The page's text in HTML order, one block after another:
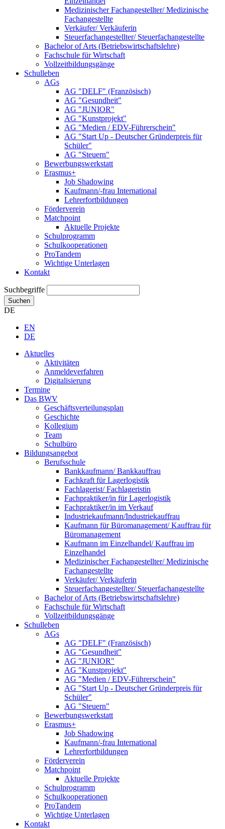
Medizinischer Fachangestellter/ Medizinische
Fachangestellte
Verkäufer/ Verkäuferin
Steuerfachangestellter/ Steuerfachangestellte
Bachelor of Arts (Betriebswirtschaftslehre)
Fachschule für Wirtschaft
Vollzeitbildungsgänge
Schulleben
AGs
AG "DELF" (Französisch)
AG "Gesundheit"
AG "JUNIOR"
AG "Kunstprojekt"
AG "Medien / EDV-Führerschein"
AG "Start Up - Deutscher Gründerpreis für
Schüler"
AG "Steuern"
Bewerbungswerkstatt
Erasmus+
Job Shadowing
Kaufmann/-frau International
Lehrerfortbildungen
Förderverein
Matchpoint
Aktuelle Projekte
Schulprogramm
Schulkooperationen
ProTandem
Wichtige Unterlagen
Kontakt
Suchbegriffe
Suchen
DE
EN
DE
Aktuelles
Aktivitäten
Anmeldeverfahren
Digitalisierung
Termine
Das BWV
Geschäftsverteilungsplan
Geschichte
Kollegium
Team
Schulbüro
Bildungsangebot
Berufsschule
Bankkaufmann/ Bankkauffrau
Fachkraft für Lagerlogistik
Fachlagerist/ Fachlageristin
Fachpraktiker/in für Lagerlogistik
Fachpraktiker/in im Verkauf
Industriekaufmann/Industriekauffrau
Kaufmann für Büromanagement/ Kauffrau für
Büromanagement
Kaufmann im Einzelhandel/ Kauffrau im
Einzelhandel
Medizinischer Fachangestellter/ Medizinische
Fachangestellte
Verkäufer/ Verkäuferin
Steuerfachangestellter/ Steuerfachangestellte
Bachelor of Arts (Betriebswirtschaftslehre)
Fachschule für Wirtschaft
Vollzeitbildungsgänge
Schulleben
AGs
AG "DELF" (Französisch)
AG "Gesundheit"
AG "JUNIOR"
AG "Kunstprojekt"
AG "Medien / EDV-Führerschein"
AG "Start Up - Deutscher Gründerpreis für
Schüler"
AG "Steuern"
Bewerbungswerkstatt
Erasmus+
Job Shadowing
Kaufmann/-frau International
Lehrerfortbildungen
Förderverein
Matchpoint
Aktuelle Projekte
Schulprogramm
Schulkooperationen
ProTandem
Wichtige Unterlagen
Kontakt